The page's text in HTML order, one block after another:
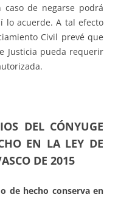
de negarse podrá
lo acuerde. A tal efecto
Civil prevé que
Justicia pueda requerir
DEL CÓNYUGE
EN LA LEY DE
DE 2015
de hecho conserva en